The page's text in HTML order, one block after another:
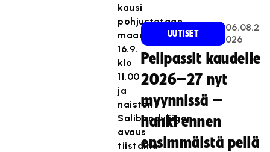
kausi
pohjustetaan
maanantaina
16.9.
klo
11.00
ja
naisten
Salibandyliigan
avaus
tiistaina
UUTISET
06.08.2
026
Pelipassit kaudelle
2026–27 nyt
myynnissä –
hanki ennen
ensimmäistä peliä